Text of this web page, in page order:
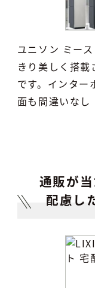
ユニソン ミー
きり美しく搭
です。インター
面も間違いなし
通販が
配慮し